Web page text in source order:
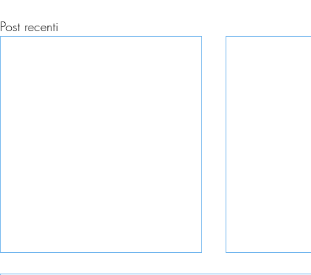
Post recenti